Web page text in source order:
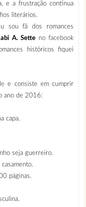
e a frustração continua
literários.
sou fã dos romances
A. Setteno facebook
históricos fiquei
e consiste em cumprir
ano de 2016:
capa.
seja guerreiro.
páginas.